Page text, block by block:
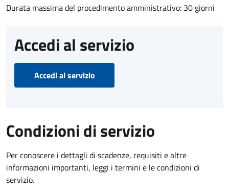
Durata massima del procedimento amministrativo: 30 giorni
Accedi al servizio
Accedi al servizio
Condizioni di servizio
Per conoscere i dettagli di scadenze, requisiti e altre
informazioni importanti, leggi i termini e le condizioni di
servizio.